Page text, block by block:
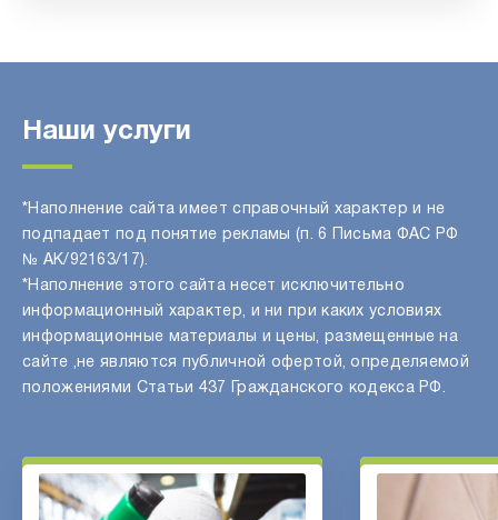
Наши услуги
*Наполнение сайта имеет справочный характер и не
подпадает под понятие рекламы (п. 6 Письма ФАС РФ
№ АК/92163/17).
*Наполнение этого сайта несет исключительно
информационный характер, и ни при каких условиях
информационные материалы и цены, размещенные на
сайте ,не являются публичной офертой, определяемой
положениями Статьи 437 Гражданского кодекса РФ.